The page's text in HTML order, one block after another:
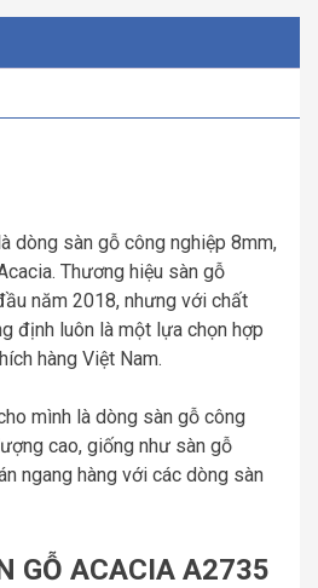
dòng sàn gỗ công nghiệp 8mm,
Thương hiệu sàn gỗ
năm 2018, nhưng với chất
định luôn là một lựa chọn hợp
hàng Việt Nam.
mình là dòng sàn gỗ công
cao, giống như sàn gỗ
ngang hàng với các dòng sàn
GỖ ACACIA A2735